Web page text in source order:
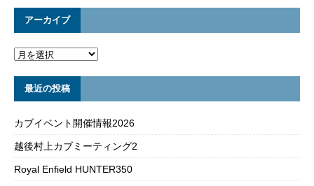
アーカイブ
最近の投稿
カブイベント開催情報2026
越後村上カブミーティング2
Royal Enfield HUNTER350